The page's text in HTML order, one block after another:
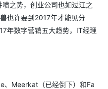
之势，创业公司也如过江之
也许要到2017年才能见分
年数字营销五大趋势，IT经理
、Meerkat（已经倒下）和Fa